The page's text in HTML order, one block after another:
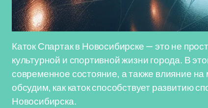
Каток Спартак в Новосибирске — это не
культурной и спортивной жизни города. В
современное состояние, а также влияние
обсудим, как каток способствует развитию
Новосибирска.